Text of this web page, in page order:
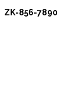
ZK-856-7890